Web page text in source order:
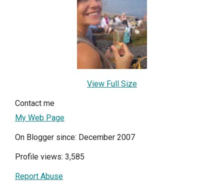
View Full Size
Contact me
My Web Page
On Blogger since: December 2007
Profile views: 3,585
Report Abuse